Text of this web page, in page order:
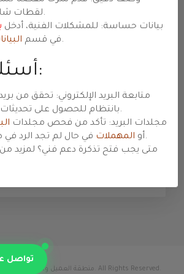
المبيعات
عروض وأسعار ومواصفات
واستشارات شراء. أمثلة:
الفوترة
فواتير ومدفوعات وتجديدات
ورصيد الحساب. أمثلة: سؤال عن
© 2026 منطقة العميل وعربة التسوق - استضافة حياة. All Rights Reserved.
تواصل
لقطات شاشة إن أمكن.
بيانات حساسة: للمشكلات الفنية، أدخل
في قسم.
أسئلة متكررة:
متابعة البريد الإلكتروني: تحقق من
بانتظام للحصول على تحديثات حول تذكرتك.
مجلدات البريد: تأكد من فحص مجلدات
أو المهملات
في حال لم تجد الرد في صندوق الوارد.
متى يجب فتح تذكرة دعم فني؟ لمزيد